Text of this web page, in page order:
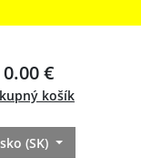
0.00 €
košík
(SK)